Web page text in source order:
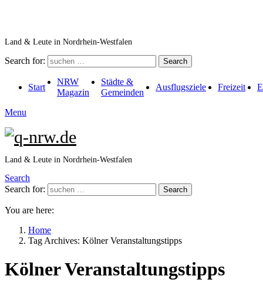
Land & Leute in Nordrhein-Westfalen
Search for: Search
Start
NRW
Magazin
Städte &
Gemeinden
Ausflugsziele Freizeit
Menu
Land & Leute in Nordrhein-Westfalen
Search
Search for:
Search
You are here:
Home
Tag Archives: Kölner Veranstaltungstipps
Kölner Veranstaltungstipps